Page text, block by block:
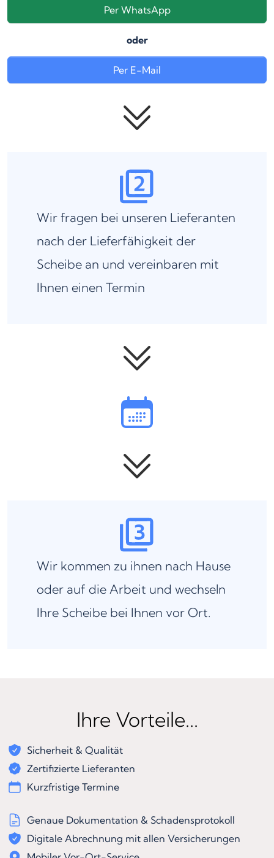
Per WhatsApp
oder
Per E-Mail
Wir fragen bei unseren Lieferanten
nach der Lieferfähigkeit der
Scheibe an und vereinbaren mit
Ihnen einen Termin
Wir kommen zu ihnen nach Hause
oder auf die Arbeit und wechseln
Ihre Scheibe bei Ihnen vor Ort.
Ihre Vorteile...
Sicherheit & Qualität
Zertifizierte Lieferanten
Kurzfristige Termine
Genaue Dokumentation & Schadensprotokoll
Digitale Abrechnung mit allen Versicherungen